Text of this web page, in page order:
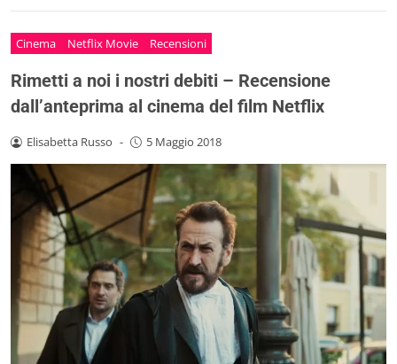
Cinema Netflix Movie Recensioni
Rimetti a noi i nostri debiti – Recensione
dall’anteprima al cinema del film Netflix
Elisabetta Russo - 5 Maggio 2018